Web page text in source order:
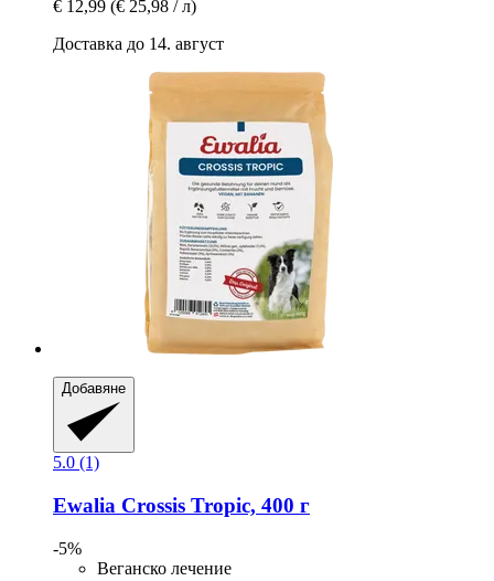
€ 12,99 (€ 25,98 / л)
Доставка до 14. август
Добавяне
5.0 (1)
Ewalia Crossis Tropic, 400 г
-5%
Веганско лечение